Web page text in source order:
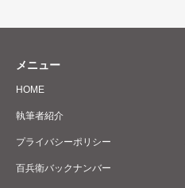
メニュー
HOME
執筆者紹介
プライバシーポリシー
百兵衛バックナンバー